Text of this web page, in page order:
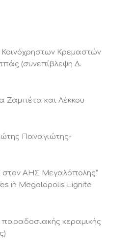
Κοινόχρηστων Κρεμαστών
(συνεπίβλεψη Δ.
Ζαμπέτα και Λέκκου
Παναγιώτης-
στον ΑΗΣ Μεγαλόπολης”
in Megalopolis Lignite
κεραμικής